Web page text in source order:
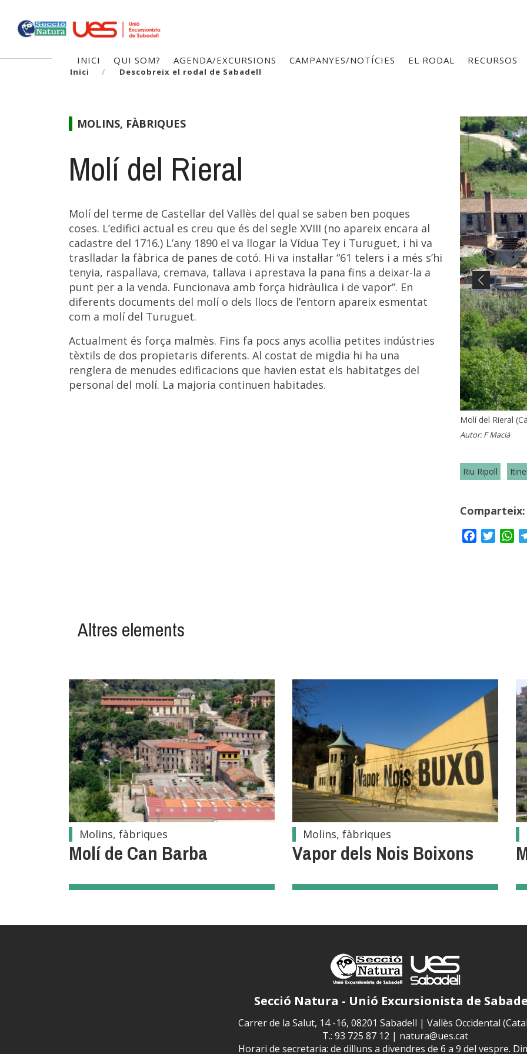
contingut
Navegació
INICI QUI SOM? AGENDA/EXCURSIONS CAMPANYES/NOTÍCIES EL RODAL RECURSOS
Inici Descobreix el rodal de Sabadell
MOLINS, FÀBRIQUES
Molí del Rieral
Molí del terme de Castellar del Vallès del qual se saben ben poques
coses. L’edifici actual es creu que és del segle XVIII (no apareix encara al
cadastre del 1716.) L’any 1890 el va llogar la Vídua Tey i Turuguet, i hi va
traslladar la fàbrica de panes de cotó. Hi va instal·lar “61 telers i a més s’hi
tenyia, raspallava, cremava, tallava i aprestava la pana fins a deixar-la a
punt per a la venda. Funcionava amb força hidràulica i de vapor”. En
diferents documents del molí o dels llocs de l’entorn apareix esmentat
com a molí del Turuguet.
Actualment és força malmès. Fins fa pocs anys acollia petites indústries
tèxtils de dos propietaris diferents. Al costat de migdia hi ha una
renglera de menudes edificacions que havien estat els habitatges del
personal del molí. La majoria continuen habitades.
Molí del Rieral
Autor:F Macià
Molí del Rieral
Autor:F Macià
Molí del Rieral
Autor:Arxiu
Previous
Riu Ripoll
Comparteix:
FacebookTwitter
Altres elements
Molins, fàbriques
Molí de Can Barba
Molins, fàbriques
Vapor dels Nois Boixons
Secció Natura - Unió Excursionista de
Carrer de la Salut, 14 -16, 08201 Sabadell | Vallès Occidental
T.: 93 725 87 12 | natura@ues.cat
Horari de secretaria: de dilluns a divendres de 6 a 9 del vespre.